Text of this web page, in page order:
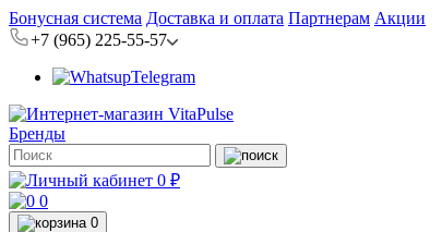
Бонусная система Доставка и оплата Партнерам Акции
+7 (965) 225-55-57
Telegram
Бренды
0 ₽
0
0